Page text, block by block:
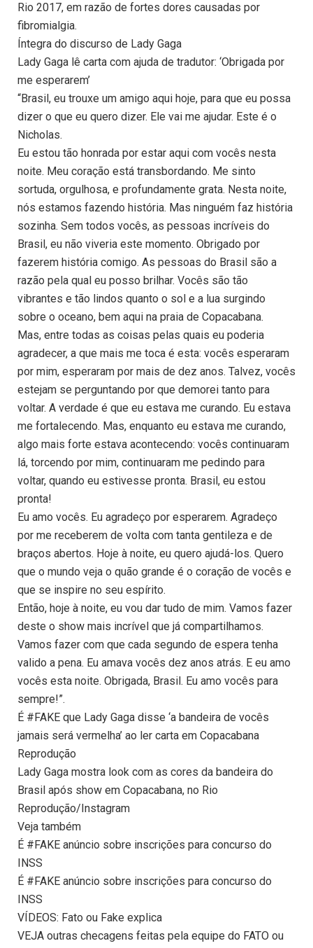
Rio 2017, em razão de fortes dores causadas por
fibromialgia.
Íntegra do discurso de Lady Gaga
Lady Gaga lê carta com ajuda de tradutor: ‘Obrigada por
me esperarem’
“Brasil, eu trouxe um amigo aqui hoje, para que eu possa
dizer o que eu quero dizer. Ele vai me ajudar. Este é o
Nicholas.
Eu estou tão honrada por estar aqui com vocês nesta
noite. Meu coração está transbordando. Me sinto
sortuda, orgulhosa, e profundamente grata. Nesta noite,
nós estamos fazendo história. Mas ninguém faz história
sozinha. Sem todos vocês, as pessoas incríveis do
Brasil, eu não viveria este momento. Obrigado por
fazerem história comigo. As pessoas do Brasil são a
razão pela qual eu posso brilhar. Vocês são tão
vibrantes e tão lindos quanto o sol e a lua surgindo
sobre o oceano, bem aqui na praia de Copacabana.
Mas, entre todas as coisas pelas quais eu poderia
agradecer, a que mais me toca é esta: vocês esperaram
por mim, esperaram por mais de dez anos. Talvez, vocês
estejam se perguntando por que demorei tanto para
voltar. A verdade é que eu estava me curando. Eu estava
me fortalecendo. Mas, enquanto eu estava me curando,
algo mais forte estava acontecendo: vocês continuaram
lá, torcendo por mim, continuaram me pedindo para
voltar, quando eu estivesse pronta. Brasil, eu estou
pronta!
Eu amo vocês. Eu agradeço por esperarem. Agradeço
por me receberem de volta com tanta gentileza e de
braços abertos. Hoje à noite, eu quero ajudá-los. Quero
que o mundo veja o quão grande é o coração de vocês e
que se inspire no seu espírito.
Então, hoje à noite, eu vou dar tudo de mim. Vamos fazer
deste o show mais incrível que já compartilhamos.
Vamos fazer com que cada segundo de espera tenha
valido a pena. Eu amava vocês dez anos atrás. E eu amo
vocês esta noite. Obrigada, Brasil. Eu amo vocês para
sempre!”.
É #FAKE que Lady Gaga disse ‘a bandeira de vocês
jamais será vermelha’ ao ler carta em Copacabana
Reprodução
Lady Gaga mostra look com as cores da bandeira do
Brasil após show em Copacabana, no Rio
Reprodução/Instagram
Veja também
É #FAKE anúncio sobre inscrições para concurso do
INSS
É #FAKE anúncio sobre inscrições para concurso do
INSS
VÍDEOS: Fato ou Fake explica
VEJA outras checagens feitas pela equipe do FATO ou